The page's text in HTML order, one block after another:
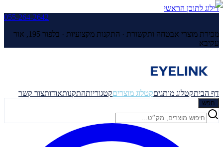
דילוג לתוכן הראשי
055-264-2642
מכירת מוצרי אבטחה ותקשורת · התקנות מקצועיות ·
בלפור 195, אור
עקיבא
דף הביתקטלוג מותגיםקטלוג מוצריםקטגוריותהתקנותאודותצור קשר
חפש